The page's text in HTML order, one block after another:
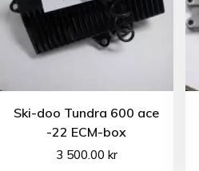
Ski-doo Tundra 600 ace
-22 ECM-box
3 500.00 kr